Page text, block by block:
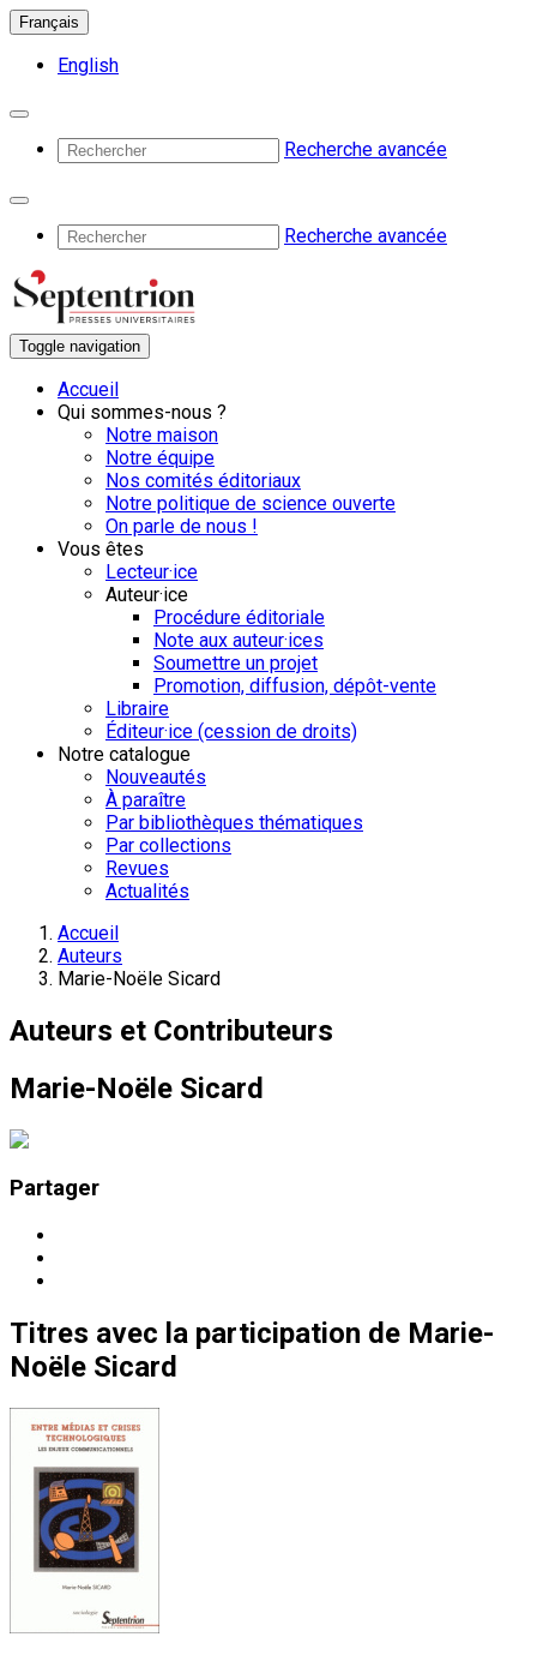
Français
English
Recherche avancée
Recherche avancée
Toggle navigation
Accueil
Qui sommes-nous ?
Notre maison
Notre équipe
Nos comités éditoriaux
Notre politique de science ouverte
On parle de nous !
Vous êtes
Lecteur·ice
Auteur·ice
Procédure éditoriale
Note aux auteur·ices
Soumettre un projet
Promotion, diffusion, dépôt-vente
Libraire
Éditeur·ice (cession de droits)
Notre catalogue
Nouveautés
À paraître
Par bibliothèques thématiques
Par collections
Revues
Actualités
Accueil
Auteurs
Marie-Noële Sicard
Auteurs et Contributeurs
Marie-Noële Sicard
Partager
Titres avec la participation de Marie-
Noële Sicard